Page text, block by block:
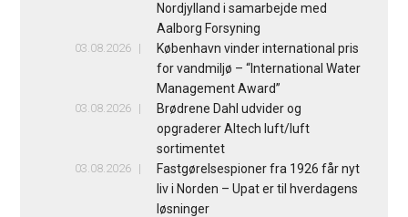
Nordjylland i samarbejde med
Aalborg Forsyning
03.08.2026
København vinder international pris
for vandmiljø – “International Water
Management Award”
03.08.2026
Brødrene Dahl udvider og
opgraderer Altech luft/luft
sortimentet
03.08.2026
Fastgørelsespioner fra 1926 får nyt
liv i Norden – Upat er til hverdagens
løsninger